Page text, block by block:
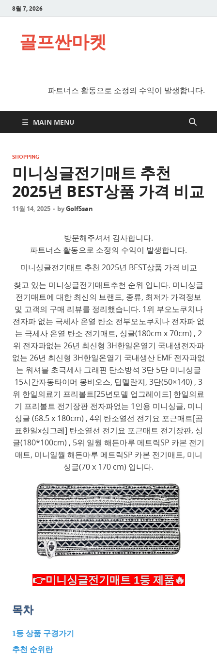
8월 7, 2026
골프싼마켓
파트너스 활동으로 소정의 수익이 발생합니다.
MAIN MENU
SHOPPING
미니싱글전기매트 추천
2025년 BEST상품 가격 비교
11월 14, 2025 - byGolfSsan
방문해주셔서 감사합니다.
파트너스 활동으로 소정의 수익이 발생합니다.
미니싱글전기매트 추천 2025년 BEST상품 가격 비교
찾고 있는 미니싱글전기매트추천 순위 입니다. 미니싱글
전기매트에 대한 최신의 브랜드, 종류, 최저가 가격정보
및 고객의 구매 리뷰를 정리했습니다. 1위 부오노쿠치나
전자파 없는 극세사 온열 탄소 전부오노쿠치나 전자파 없
는 극세사 온열 탄소 전기매트, 싱글(180cm x 70cm) , 2
위 전자파없는 26년 최신형 3H한일온열기 국내생전자파
없는 26년 최신형 3H한일온열기 국내생산 EMF 전자파없
는 워셔블 초극세사 그래핀 탄소방석 3단 5단 미니싱글
15시간자동타이머 몽비오스, 딥멜란지, 3단(50×140) , 3
위 한일의료기 프리볼트[25년모델 업그레이드] 한일의료
기 프리볼트 전기장판 전자파없는 1인용 미니싱글, 미니
싱글 (68.5 x 180cm) , 4위 탄소열선 전기요 포근매트[곰
표한일x싱그레] 탄소열선 전기요 포근매트 전기장판, 싱
글(180*100cm) , 5위 일월 해든마루 메트릭SP 카본 전기
매트, 미니일월 해든마루 메트릭SP 카본 전기매트, 미니
싱글(70 x 170 cm) 입니다.
👉미니싱글전기매트 1등 제품🔥
목차
1등 상품 구경가기
추천 순위란